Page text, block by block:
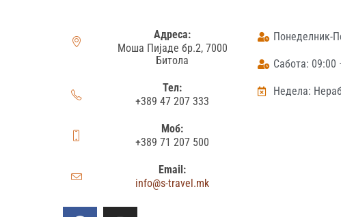
Адреса:
Моша Пијаде бр.2, 7000
Битола
Тел:
+389 47 207 333
Моб:
+389 71 207 500
Email:
info@s-travel.mk
Понеделник-
Сабота: 09:00
Недела: